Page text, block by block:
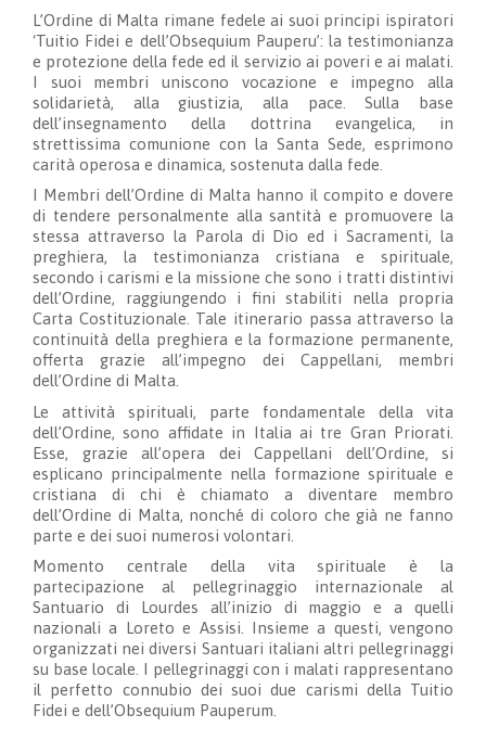
L’Ordine di Malta rimane fedele ai suoi principi ispiratori
‘Tuitio Fidei e dell’Obsequium Pauperu’: la testimonianza
e protezione della fede ed il servizio ai poveri e ai malati.
I suoi membri uniscono vocazione e impegno alla
solidarietà, alla giustizia, alla pace. Sulla base
dell’insegnamento della dottrina evangelica, in
strettissima comunione con la Santa Sede, esprimono
carità operosa e dinamica, sostenuta dalla fede.
I Membri dell’Ordine di Malta hanno il compito e dovere
di tendere personalmente alla santità e promuovere la
stessa attraverso la Parola di Dio ed i Sacramenti, la
preghiera, la testimonianza cristiana e spirituale,
secondo i carismi e la missione che sono i tratti distintivi
dell’Ordine, raggiungendo i fini stabiliti nella propria
Carta Costituzionale. Tale itinerario passa attraverso la
continuità della preghiera e la formazione permanente,
offerta grazie all’impegno dei Cappellani, membri
dell’Ordine di Malta.
Le attività spirituali, parte fondamentale della vita
dell’Ordine, sono affidate in Italia ai tre Gran Priorati.
Esse, grazie all’opera dei Cappellani dell’Ordine, si
esplicano principalmente nella formazione spirituale e
cristiana di chi è chiamato a diventare membro
dell’Ordine di Malta, nonché di coloro che già ne fanno
parte e dei suoi numerosi volontari.
Momento centrale della vita spirituale è la
partecipazione al pellegrinaggio internazionale al
Santuario di Lourdes all’inizio di maggio e a quelli
nazionali a Loreto e Assisi. Insieme a questi, vengono
organizzati nei diversi Santuari italiani altri pellegrinaggi
su base locale. I pellegrinaggi con i malati rappresentano
il perfetto connubio dei suoi due carismi della Tuitio
Fidei e dell’Obsequium Pauperum.